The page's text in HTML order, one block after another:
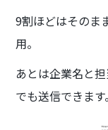
9割ほどはそのま
用。
あとは企業名と
でも送信できます。